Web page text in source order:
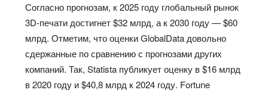
Согласно прогнозам, к 2025 году глобальный рынок
3D-печати достигнет $32 млрд, а к 2030 году — $60
млрд. Отметим, что оценки GlobalData довольно
сдержанные по сравнению с прогнозами других
компаний. Так, Statista публикует оценку в $16 млрд
в 2020 году и $40,8 млрд к 2024 году. Fortune